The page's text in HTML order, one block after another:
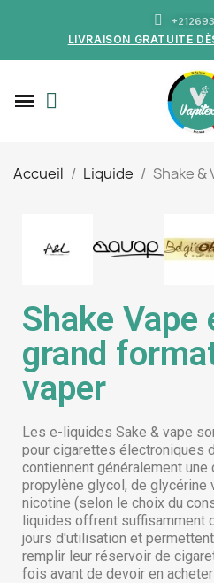
LIVRAISON GRATUITE
Accueil Liquide Shake &
Shake Vape
grand
vaper
Les e-liquides Sake & vape
pour cigarettes électroniques
contiennent généralement une
propylène glycol, de glycérine
nicotine (selon le choix du
liquides offrent suffisamment
jours d'utilisation et
remplir leur réservoir de
fois avant de devoir en acheter